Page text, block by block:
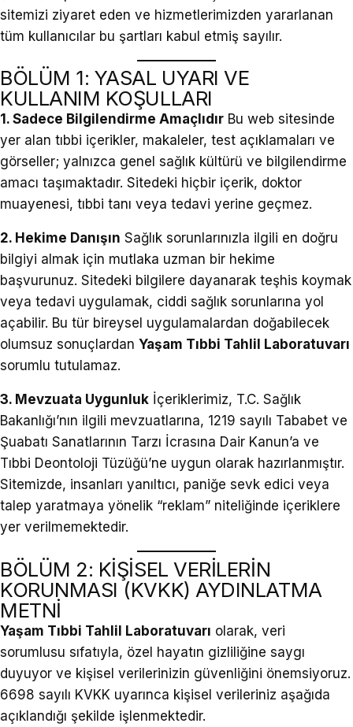
sitemizi ziyaret eden ve hizmetlerimizden yararlanan
tüm kullanıcılar bu şartları kabul etmiş sayılır.
BÖLÜM 1: YASAL UYARI VE
KULLANIM KOŞULLARI
1. Sadece Bilgilendirme Amaçlıdır Bu web sitesinde
yer alan tıbbi içerikler, makaleler, test açıklamaları ve
görseller; yalnızca genel sağlık kültürü ve bilgilendirme
amacı taşımaktadır. Sitedeki hiçbir içerik, doktor
muayenesi, tıbbi tanı veya tedavi yerine geçmez.
2. Hekime Danışın Sağlık sorunlarınızla ilgili en doğru
bilgiyi almak için mutlaka uzman bir hekime
başvurunuz. Sitedeki bilgilere dayanarak teşhis koymak
veya tedavi uygulamak, ciddi sağlık sorunlarına yol
açabilir. Bu tür bireysel uygulamalardan doğabilecek
olumsuz sonuçlardan Yaşam Tıbbi Tahlil Laboratuvarı
sorumlu tutulamaz.
3. Mevzuata Uygunluk İçeriklerimiz, T.C. Sağlık
Bakanlığı’nın ilgili mevzuatlarına, 1219 sayılı Tababet ve
Şuabatı Sanatlarının Tarzı İcrasına Dair Kanun’a ve
Tıbbi Deontoloji Tüzüğü’ne uygun olarak hazırlanmıştır.
Sitemizde, insanları yanıltıcı, paniğe sevk edici veya
talep yaratmaya yönelik “reklam” niteliğinde içeriklere
yer verilmemektedir.
BÖLÜM 2: KİŞİSEL VERİLERİN
KORUNMASI (KVKK) AYDINLATMA
METNİ
Yaşam Tıbbi Tahlil Laboratuvarı olarak, veri
sorumlusu sıfatıyla, özel hayatın gizliliğine saygı
duyuyor ve kişisel verilerinizin güvenliğini önemsiyoruz.
6698 sayılı KVKK uyarınca kişisel verileriniz aşağıda
açıklandığı şekilde işlenmektedir.